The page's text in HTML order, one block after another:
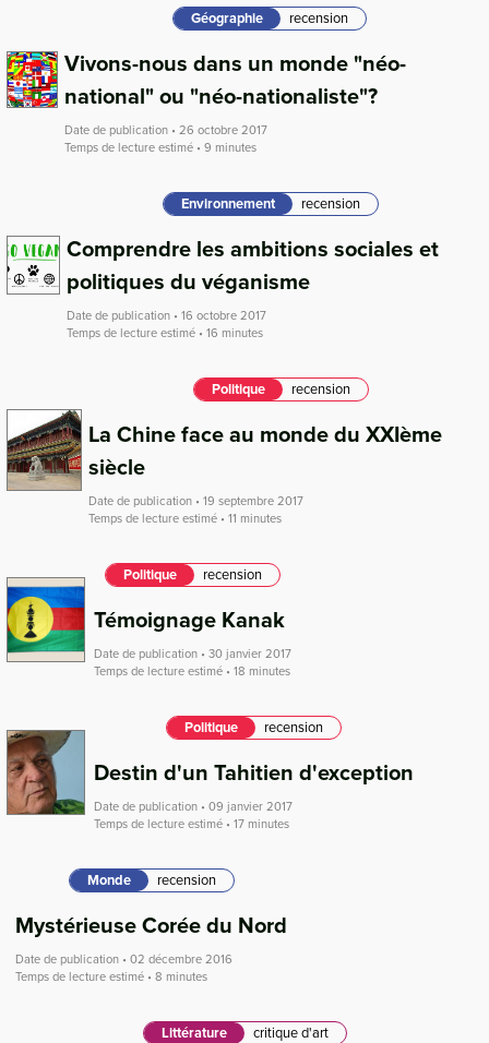
Géographie recension
Vivons-nous dans un monde "néo-
national" ou "néo-nationaliste"?
Date de publication • 26 octobre 2017
Temps de lecture estimé • 9 minutes
Environnement recension
Comprendre les ambitions sociales et
politiques du véganisme
Date de publication • 16 octobre 2017
Temps de lecture estimé • 16 minutes
Politique recension
La Chine face au monde du XXIème
siècle
Date de publication • 19 septembre 2017
Temps de lecture estimé • 11 minutes
Politique recension
Témoignage Kanak
Date de publication • 30 janvier 2017
Temps de lecture estimé • 18 minutes
Politique recension
Destin d'un Tahitien d'exception
Date de publication • 09 janvier 2017
Temps de lecture estimé • 17 minutes
Monde recension
Mystérieuse Corée du Nord
Date de publication • 02 décembre 2016
Temps de lecture estimé • 8 minutes
Littérature critique d'art